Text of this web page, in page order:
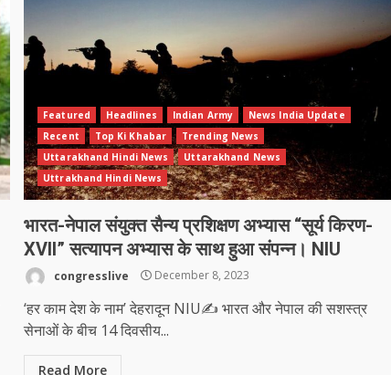
Featured Headlines Indian Army
News India Update
Recent
Top Ki Khabar
Trending News
Uttarakhand Hindi News
Uttarakhand News
Uttrakhand Hindi News
भारत-नेपाल संयुक्त सैन्य प्रशिक्षण अभ्यास “सूर्य किरण-
XVII” सत्यापन अभ्यास के साथ हुआ संपन्न। NIU
congresslive December 8, 2023
‘हर काम देश के नाम’ देहरादून NIU✍️ भारत और नेपाल की सशस्त्र
सेनाओं के बीच 14 दिवसीय...
Read More